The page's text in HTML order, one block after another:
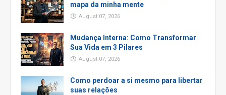
mapa da minha mente
August 07, 2026
Mudança Interna: Como Transformar
Sua Vida em 3 Pilares
August 07, 2026
Como perdoar a si mesmo para libertar
suas relações